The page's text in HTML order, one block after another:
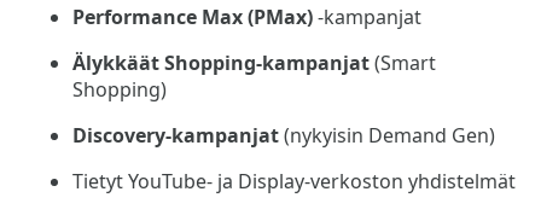
Performance Max (PMax)-kampanjat
Älykkäät Shopping-kampanjat(Smart
Shopping)
Discovery-kampanjat(nykyisin Demand Gen)
Tietyt YouTube- ja Display-verkoston yhdistelmät